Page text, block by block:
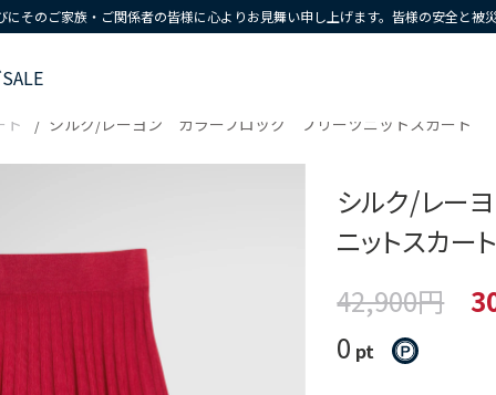
そのご家族・ご関係者の皆様に心よりお見舞い申し上げます。皆様の安全と被
SALE
ト シルク/レーヨン カラーブロック プリーツニットスカート
シルク/レー
ニットスカート
42,900円
0 pt